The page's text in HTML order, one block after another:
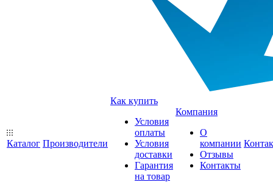
Каталог Производители
Как купить
Условия
оплаты
Условия
доставки
Гарантия
на товар
Компания
О
компании
Отзывы
Контакты